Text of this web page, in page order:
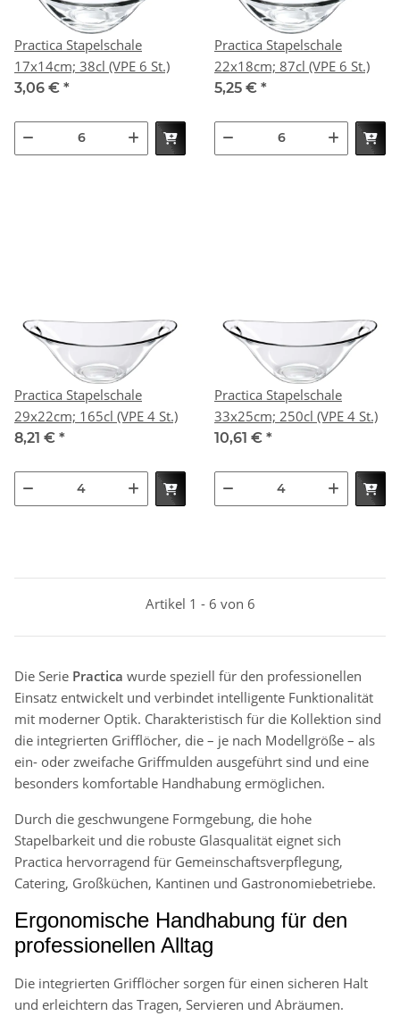
Practica Stapelschale
17x14cm; 38cl (VPE 6 St.)
3,06 € *
Practica Stapelschale
22x18cm; 87cl (VPE 6 St.)
5,25 € *
Practica Stapelschale
29x22cm; 165cl (VPE 4 St.)
8,21 € *
Practica Stapelschale
33x25cm; 250cl (VPE 4 St.)
10,61 € *
Artikel 1 - 6 von 6
Die Serie Practica wurde speziell für den professionellen
Einsatz entwickelt und verbindet intelligente Funktionalität
mit moderner Optik. Charakteristisch für die Kollektion sind
die integrierten Grifflöcher, die – je nach Modellgröße – als
ein- oder zweifache Griffmulden ausgeführt sind und eine
besonders komfortable Handhabung ermöglichen.
Durch die geschwungene Formgebung, die hohe
Stapelbarkeit und die robuste Glasqualität eignet sich
Practica hervorragend für Gemeinschaftsverpflegung,
Catering, Großküchen, Kantinen und Gastronomiebetriebe.
Ergonomische Handhabung für den
professionellen Alltag
Die integrierten Grifflöcher sorgen für einen sicheren Halt
und erleichtern das Tragen, Servieren und Abräumen.